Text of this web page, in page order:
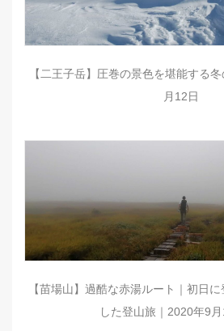
【二王子岳】圧巻の景色を堪能する
月12日
【苗場山】過酷な赤湯ルート｜初日
した登山旅｜2020年9